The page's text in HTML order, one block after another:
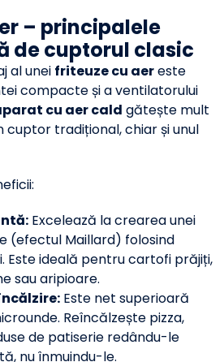
– principalele
de cuptorul clasic
al unei friteuze cu aereste
compacte și a ventilatorului
cu aer cald gătește mult
cuptor tradițional, chiar și unul
Excelează la crearea unei
(efectul Maillard) folosind
Este ideală pentru cartofi prăjiți,
sau aripioare.
Este net superioară
Reîncălzește pizza,
de patiserie redându-le
nu înmuindu-le.